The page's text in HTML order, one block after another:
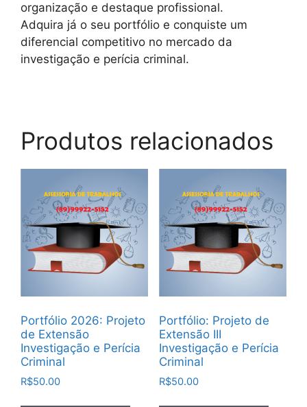
organização e destaque profissional.
Adquira já o seu portfólio e conquiste um
diferencial competitivo no mercado da
investigação e perícia criminal.
Produtos relacionados
Portfólio 2026: Projeto
de Extensão
Investigação e Perícia
Criminal
R$50.00
Portfólio: Projeto de
Extensão III
Investigação e Perícia
Criminal
R$50.00